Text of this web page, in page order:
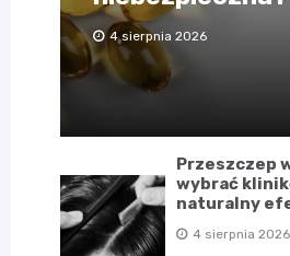
4 sierpnia 2026
Przeszczep
wybrać
naturalny
4 sierpnia 2026